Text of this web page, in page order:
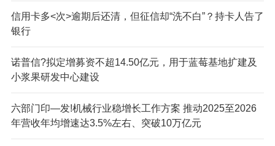
信用卡多<次>逾期后还清，但征信却“洗不白”？持卡人告了
银行
诺普信?拟定增募资不超14.50亿元，用于蓝莓基地扩建及
小浆果研发中心建设
六部门印—发!机械行业稳增长工作方案 推动2025至2026
年营收年均增速达3.5%左右、突破10万亿元